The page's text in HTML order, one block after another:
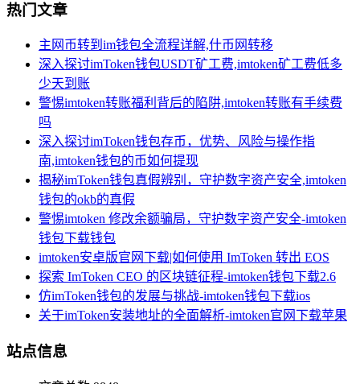
热门文章
主网币转到im钱包全流程详解,什币网转移
深入探讨imToken钱包USDT矿工费,imtoken矿工费低多
少天到账
警惕imtoken转账福利背后的陷阱,imtoken转账有手续费
吗
深入探讨imToken钱包存币，优势、风险与操作指
南,imtoken钱包的币如何提现
揭秘imToken钱包真假辨别，守护数字资产安全,imtoken
钱包的okb的真假
警惕imtoken 修改余额骗局，守护数字资产安全-imtoken
钱包下载钱包
imtoken安卓版官网下载|如何使用 ImToken 转出 EOS
探索 ImToken CEO 的区块链征程-imtoken钱包下载2.6
仿imToken钱包的发展与挑战-imtoken钱包下载ios
关于imToken安装地址的全面解析-imtoken官网下载苹果
站点信息